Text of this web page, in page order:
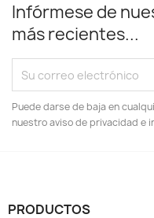
Infórmese de
más recientes...
Puede darse de baja en
nuestro aviso de privacidad e
PRODUCTOS